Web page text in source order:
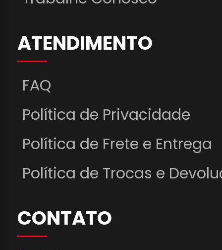
ATENDIMENTO
FAQ
Política de Privacidade
Política de Frete e Entrega
Política de Trocas e
CONTATO